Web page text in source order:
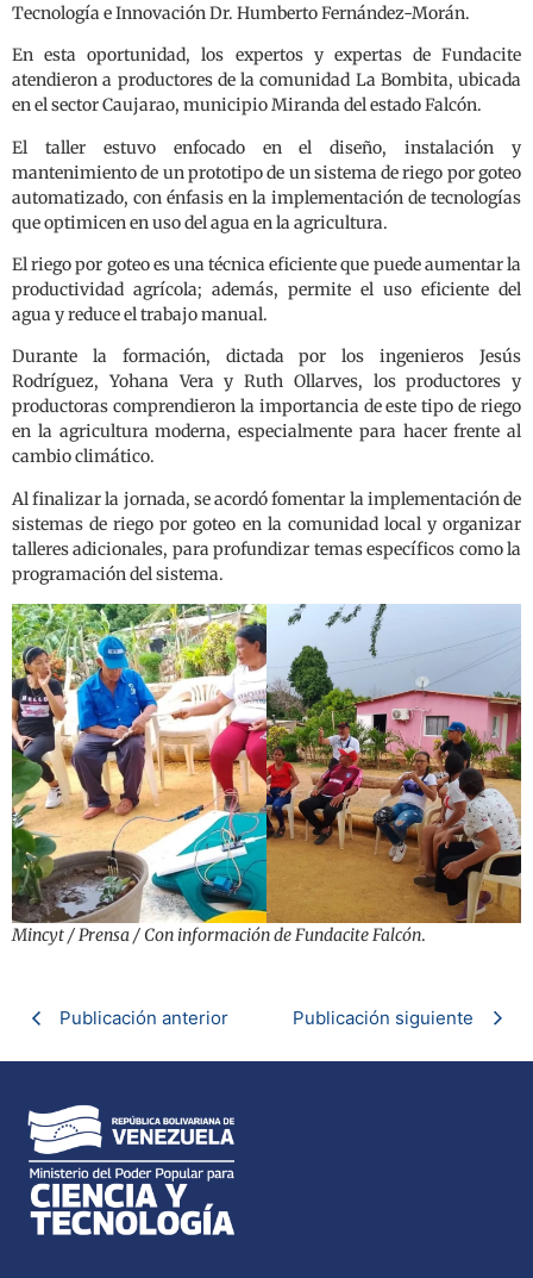
Tecnología e Innovación Dr. Humberto Fernández-Morán.
En esta oportunidad, los expertos y expertas de Fundacite
atendieron a productores de la comunidad La Bombita, ubicada
en el sector Caujarao, municipio Miranda del estado Falcón.
El taller estuvo enfocado en el diseño, instalación y
mantenimiento de un prototipo de un sistema de riego por goteo
automatizado, con énfasis en la implementación de tecnologías
que optimicen en uso del agua en la agricultura.
El riego por goteo es una técnica eficiente que puede aumentar la
productividad agrícola; además, permite el uso eficiente del
agua y reduce el trabajo manual.
Durante la formación, dictada por los ingenieros Jesús
Rodríguez, Yohana Vera y Ruth Ollarves, los productores y
productoras comprendieron la importancia de este tipo de riego
en la agricultura moderna, especialmente para hacer frente al
cambio climático.
Al finalizar la jornada, se acordó fomentar la implementación de
sistemas de riego por goteo en la comunidad local y organizar
talleres adicionales, para profundizar temas específicos como la
programación del sistema.
Mincyt / Prensa / Con información de Fundacite Falcón.
Publicación anterior Publicación siguiente